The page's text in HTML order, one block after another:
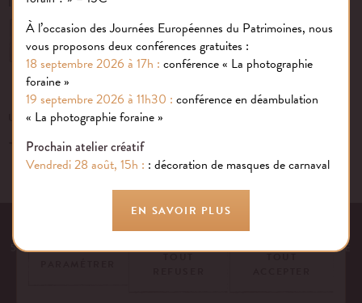
À l’occasion des Journées Européennes du Patrimoines, nous
vous proposons deux conférences gratuites :
18 septembre 2026 à 17h : conférence « La photographie
foraine »
19 septembre 2026 à 11h30 : conférence en déambulation
« La photographie foraine »
Prochain atelier créatif
Vendredi 28 août, 15h : : décoration de masques de carnaval
EN SAVOIR PLUS
INSCRIVEZ-VOUS À NOTRE NEWSLETTER
UN ÉVÉNEMENT, UNE QUESTION ?
+33 (0)1 43 40 16 22
53 AVENUE DES TERROIRS DE FRANCE, 75012 PARIS | FRANCE
Gestion des cookies
Nous utilisons des cookies sur notre site internet pour rendre votre
expérience aussi douce qu’une confiserie foraine !
TOUT
TOUT